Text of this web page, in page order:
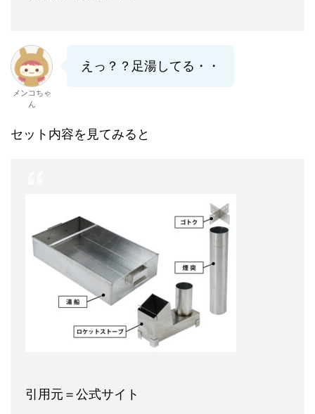
メンコちゃ
ん
えっ？？足湯してる・・
セット内容を見てみると
引用元＝公式サイト